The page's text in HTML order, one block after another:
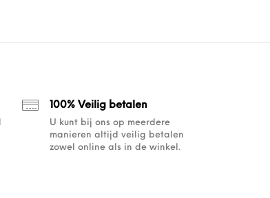
100% Veilig betalen
U kunt bij ons op meerdere
manieren altijd veilig betalen
zowel online als in de winkel.